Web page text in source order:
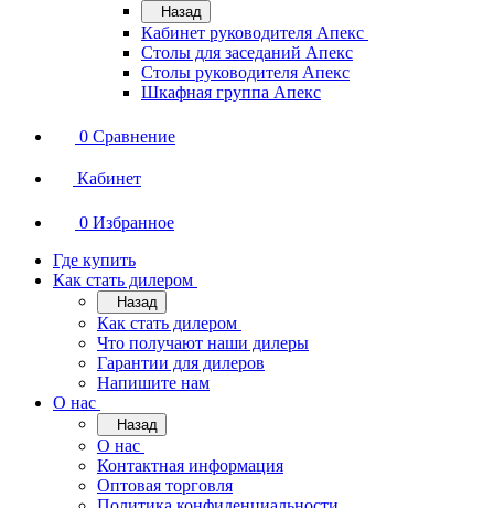
Назад
Кабинет руководителя Апекс
Столы для заседаний Апекс
Столы руководителя Апекс
Шкафная группа Апекс
0 Сравнение
Кабинет
0 Избранное
Где купить
Как стать дилером
Назад
Как стать дилером
Что получают наши дилеры
Гарантии для дилеров
Напишите нам
О нас
Назад
О нас
Контактная информация
Оптовая торговля